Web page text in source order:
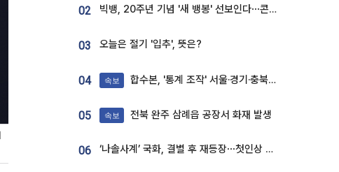
02 빅뱅, 20주년 기념 '새 뱅봉' 선보인다⋯콘서트 앞두고 팝업 개최
03 오늘은 절기 '입추', 뜻은?
04 속보 합수본, '통계 조작' 서울·경기·충북 선관위 등 추가 압수수색
05 속보 전북 완주 삼례읍 공장서 화재 발생
06 ‘나솔사계’ 국화, 결별 후 재등장⋯첫인상 투표 휩쓸고 ‘인기녀’ 등극